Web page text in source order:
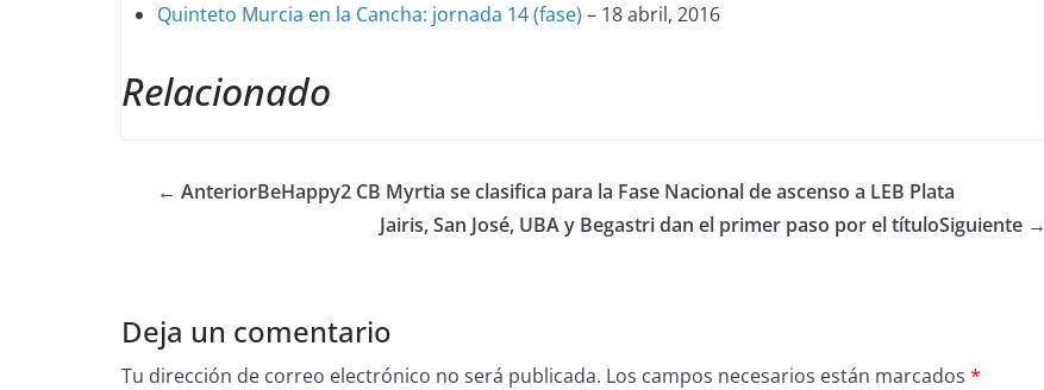
Quinteto Murcia en la Cancha: jornada 14 (fase) – 18 abril, 2016
Relacionado
← AnteriorBeHappy2 CB Myrtia se clasifica para la Fase Nacional de ascenso a LEB Plata
Jairis, San José, UBA y Begastri dan el primer paso por el títuloSiguiente →
Deja un comentario
Tu dirección de correo electrónico no será publicada. Los campos necesarios están marcados *